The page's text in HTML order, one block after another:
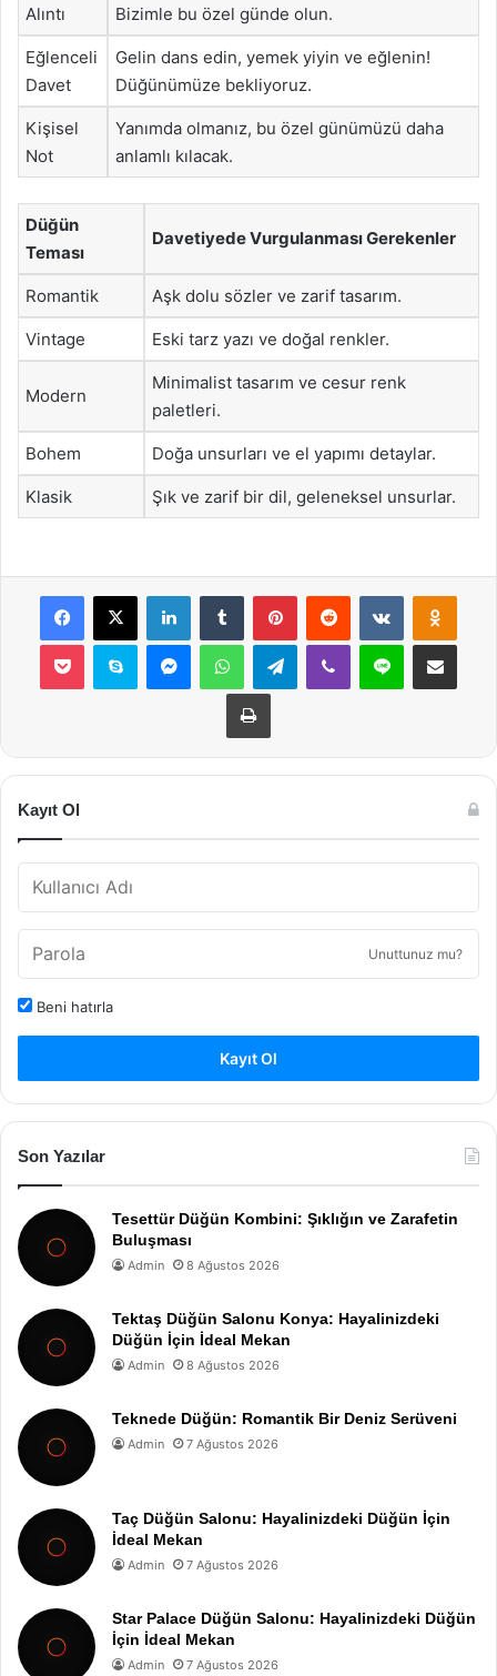
Alıntı
Bizimle bu özel günde olun.
Eğlenceli
Davet
Gelin dans edin, yemek yiyin ve eğlenin!
Düğünümüze bekliyoruz.
Kişisel
Not
Yanımda olmanız, bu özel günümüzü daha
anlamlı kılacak.
Düğün
Teması
Davetiyede Vurgulanması Gerekenler
Romantik Aşk dolu sözler ve zarif tasarım.
Vintage Eski tarz yazı ve doğal renkler.
Modern
Minimalist tasarım ve cesur renk
paletleri.
Bohem Doğa unsurları ve el yapımı detaylar.
Klasik Şık ve zarif bir dil, geleneksel unsurlar.
Facebook
X LinkedInTumblr PinterestReddit VKontakte
Pocket Skype MessengerWhatsAppTelegramViber Line E-Posta ile
Yazdır
Kayıt Ol
Unuttunuz mu?
Beni hatırla
Kayıt Ol
Son Yazılar
Tesettür Düğün Kombini: Şıklığın ve Zarafetin
Buluşması
Admin 8 Ağustos 2026
Tektaş Düğün Salonu Konya: Hayalinizdeki
Düğün İçin İdeal Mekan
Admin 8 Ağustos 2026
Teknede Düğün: Romantik Bir Deniz Serüveni
Admin 7 Ağustos 2026
Taç Düğün Salonu: Hayalinizdeki Düğün İçin
İdeal Mekan
Admin 7 Ağustos 2026
Star Palace Düğün Salonu: Hayalinizdeki Düğün
İçin İdeal Mekan
Admin 7 Ağustos 2026